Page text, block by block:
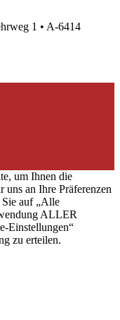
1 • A-6414
um Ihnen die
uns an Ihre Präferenzen
Sie auf „Alle
ALLER
Einstellungen“
zu erteilen.